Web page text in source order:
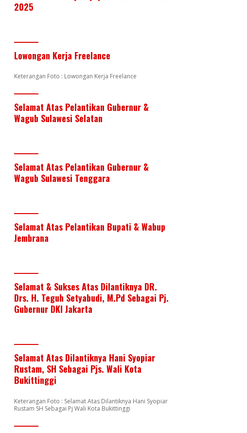
2025
Lowongan Kerja Freelance
Keterangan Foto : Lowongan Kerja Freelance
Selamat Atas Pelantikan Gubernur &
Wagub Sulawesi Selatan
Selamat Atas Pelantikan Gubernur &
Wagub Sulawesi Tenggara
Selamat Atas Pelantikan Bupati & Wabup
Jembrana
Selamat & Sukses Atas Dilantiknya DR.
Drs. H. Teguh Setyabudi, M.Pd Sebagai Pj.
Gubernur DKI Jakarta
Selamat Atas Dilantiknya Hani Syopiar
Rustam, SH Sebagai Pjs. Wali Kota
Bukittinggi
Keterangan Foto : Selamat Atas Dilantiknya Hani Syopiar
Rustam SH Sebagai Pj Wali Kota Bukittinggi